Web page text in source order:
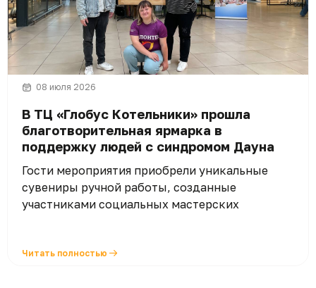
08 июля 2026
В ТЦ «Глобус Котельники» прошла
благотворительная ярмарка в
поддержку людей с синдромом Дауна
Гости мероприятия приобрели уникальные
сувениры ручной работы, созданные
участниками социальных мастерских
Читать полностью